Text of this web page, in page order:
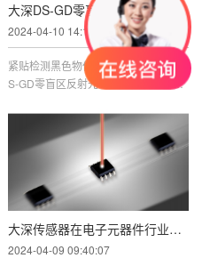
大深DS-GD零盲区反射光电传感器紧贴检测黑色物体
2024-04-10 14:17:19
紧贴检测黑色物体产品：大深传感器D
S-GD零盲区反射光电传感器环境：检
物体贴近检测结论：大深反射光电传 ...
大深传感器在电子元器件行业的运用
2024-04-09 09:40:07